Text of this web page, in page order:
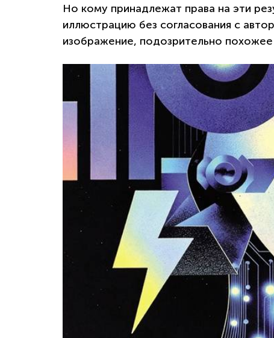
Но кому принадлежат права на эти
иллюстрацию без согласования с
изображение, подозрительно